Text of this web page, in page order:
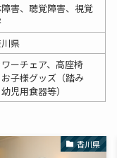
害、聴覚障害、視覚
県
ーチェア、高座椅
子様グッズ（踏み
児用食器等）
香川県